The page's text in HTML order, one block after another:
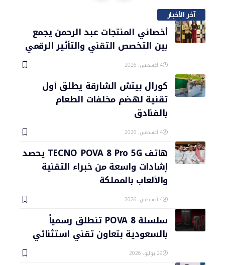
آخر الأخبار
أخصائي المنتجات عبد الرحمن يجمع
بين التخصص التقني والتأثير الرقمي
4 أغسطس، 2026
كورال بيتش الشارقة يطلق أول
تقنية لهضم مخلفات الطعام
بالفنادق
4 أغسطس، 2026
هاتف TECNO POVA 8 Pro 5G يحصد
إشادات واسعة من خبراء التقنية
والألعاب بالمملكة
4 أغسطس، 2026
سلسلة POVA 8 تنطلق رسمياً
بالسعودية بتعاون تقني استثنائي
29 يوليو، 2026